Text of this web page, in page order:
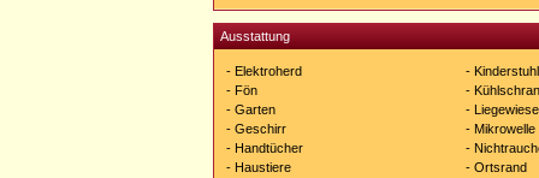
Ausstattung
- Elektroherd
- Fön
- Garten
- Geschirr
- Handtücher
- Haustiere
- Kinderstuhl
-
- Liegewiese
- Mikrowelle
-
- Ortsrand